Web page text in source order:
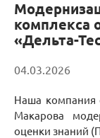
комплекса
«Дельта-
04.03.2026
Наша компания
Макарова
оценки знаний